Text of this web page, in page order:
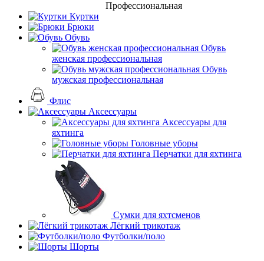
Профессиональная
Куртки
Брюки
Обувь
Обувь
женская профессиональная
Обувь
мужская профессиональная
Флис
Аксессуары
Аксессуары для
яхтинга
Головные уборы
Перчатки для яхтинга
Сумки для яхтсменов
Лёгкий трикотаж
Футболки/поло
Шорты